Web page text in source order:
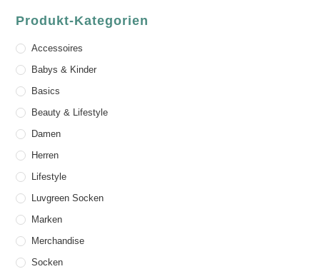
Produkt-Kategorien
Accessoires
Babys & Kinder
Basics
Beauty & Lifestyle
Damen
Herren
Lifestyle
Luvgreen Socken
Marken
Merchandise
Socken